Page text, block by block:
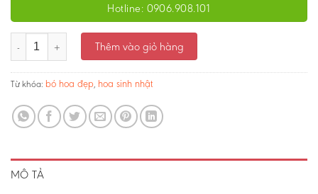
Hotline: 0906.908.101
Bó hoa Hồng đỏ Đốn Tim Nàng - Ms:2192 số lượng
Thêm vào giỏ hàng
Từ khóa: bó hoa đẹp, hoa sinh nhật
MÔ TẢ